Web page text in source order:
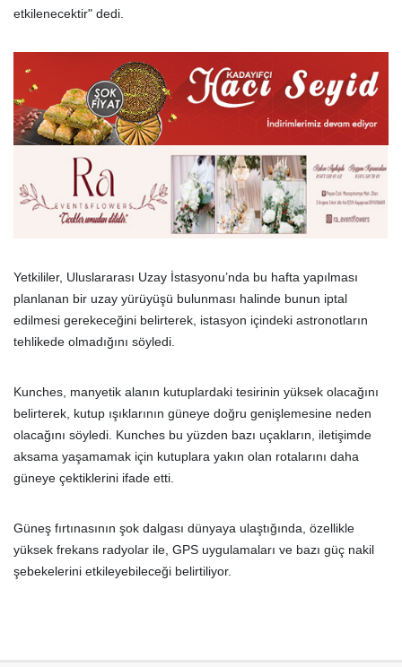
etkilenecektir" dedi.
Yetkililer, Uluslararası Uzay İstasyonu’nda bu hafta yapılması
planlanan bir uzay yürüyüşü bulunması halinde bunun iptal
edilmesi gerekeceğini belirterek, istasyon içindeki astronotların
tehlikede olmadığını söyledi.
Kunches, manyetik alanın kutuplardaki tesirinin yüksek olacağını
belirterek, kutup ışıklarının güneye doğru genişlemesine neden
olacağını söyledi. Kunches bu yüzden bazı uçakların, iletişimde
aksama yaşamamak için kutuplara yakın olan rotalarını daha
güneye çektiklerini ifade etti.
Güneş fırtınasının şok dalgası dünyaya ulaştığında, özellikle
yüksek frekans radyolar ile, GPS uygulamaları ve bazı güç nakil
şebekelerini etkileyebileceği belirtiliyor.